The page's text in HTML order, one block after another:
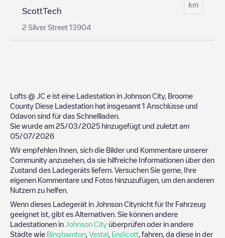
ScottTech
2 Silver Street 13904
km
Lofts @ JC e ist eine Ladestation in Johnson City, Broome
County Diese Ladestation hat insgesamt 1 Anschlüsse und
0davon sind für das Schnellladen.
Sie wurde am 25/03/2025 hinzugefügt und zuletzt am
05/07/2026
Wir empfehlen Ihnen, sich die Bilder und Kommentare unserer
Community anzusehen, da sie hilfreiche Informationen über den
Zustand des Ladegeräts liefern. Versuchen Sie gerne, Ihre
eigenen Kommentare und Fotos hinzuzufügen, um den anderen
Nutzern zu helfen.
Wenn dieses Ladegerät in Johnson Citynicht für Ihr Fahrzeug
geeignet ist, gibt es Alternativen. Sie können andere
Ladestationen in Johnson City überprüfen oder in andere
Städte wie Binghamton Vestal Endicott , fahren, da diese in der